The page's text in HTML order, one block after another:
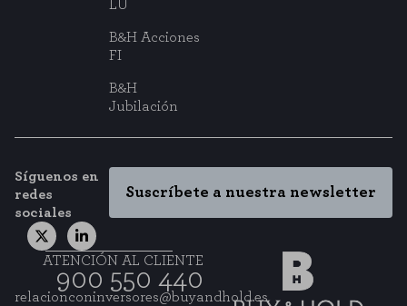
LU
B&H Acciones
FI
B&H
Jubilación
Síguenos en
redes
sociales
Suscríbete a nuestra newsletter
ATENCIÓN AL CLIENTE
900 550 440
relacionconinversores@buyandhold.es